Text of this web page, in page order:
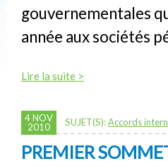
gouvernementales
année aux sociétés
Lire la suite >
4 NOV
2010
SUJET(S):Accords
PREMIER